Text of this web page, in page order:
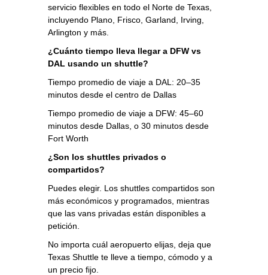
servicio flexibles en todo el Norte de Texas,
incluyendo Plano, Frisco, Garland, Irving,
Arlington y más.
¿Cuánto tiempo lleva llegar a DFW vs
DAL usando un shuttle?
Tiempo promedio de viaje a DAL: 20–35
minutos desde el centro de Dallas
Tiempo promedio de viaje a DFW: 45–60
minutos desde Dallas, o 30 minutos desde
Fort Worth
¿Son los shuttles privados o
compartidos?
Puedes elegir. Los shuttles compartidos son
más económicos y programados, mientras
que las vans privadas están disponibles a
petición.
No importa cuál aeropuerto elijas, deja que
Texas Shuttle te lleve a tiempo, cómodo y a
un precio fijo.